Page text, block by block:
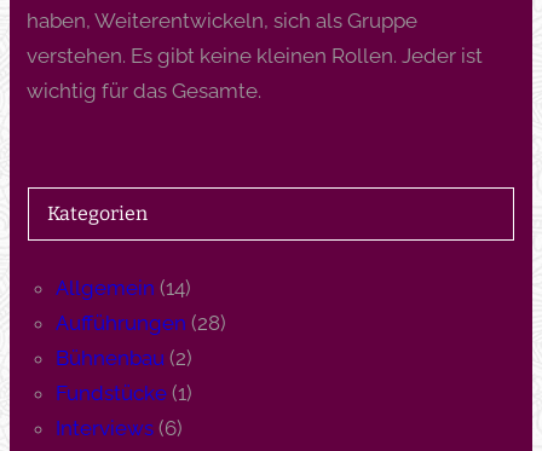
haben, Weiterentwickeln, sich als Gruppe
verstehen. Es gibt keine kleinen Rollen. Jeder ist
wichtig für das Gesamte.
Kategorien
Allgemein (14)
Aufführungen (28)
Bühnenbau(2)
Fundstücke(1)
Interviews(6)